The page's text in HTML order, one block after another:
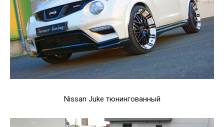
Nissan Juke тюнингованный